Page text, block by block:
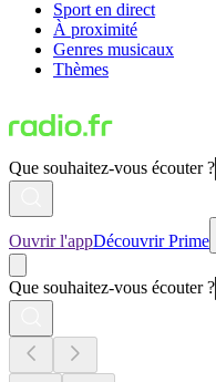
Sport en direct
À proximité
Genres musicaux
Thèmes
Que souhaitez-vous écouter ?
Ouvrir l'appDécouvrir Prime
Que souhaitez-vous écouter ?